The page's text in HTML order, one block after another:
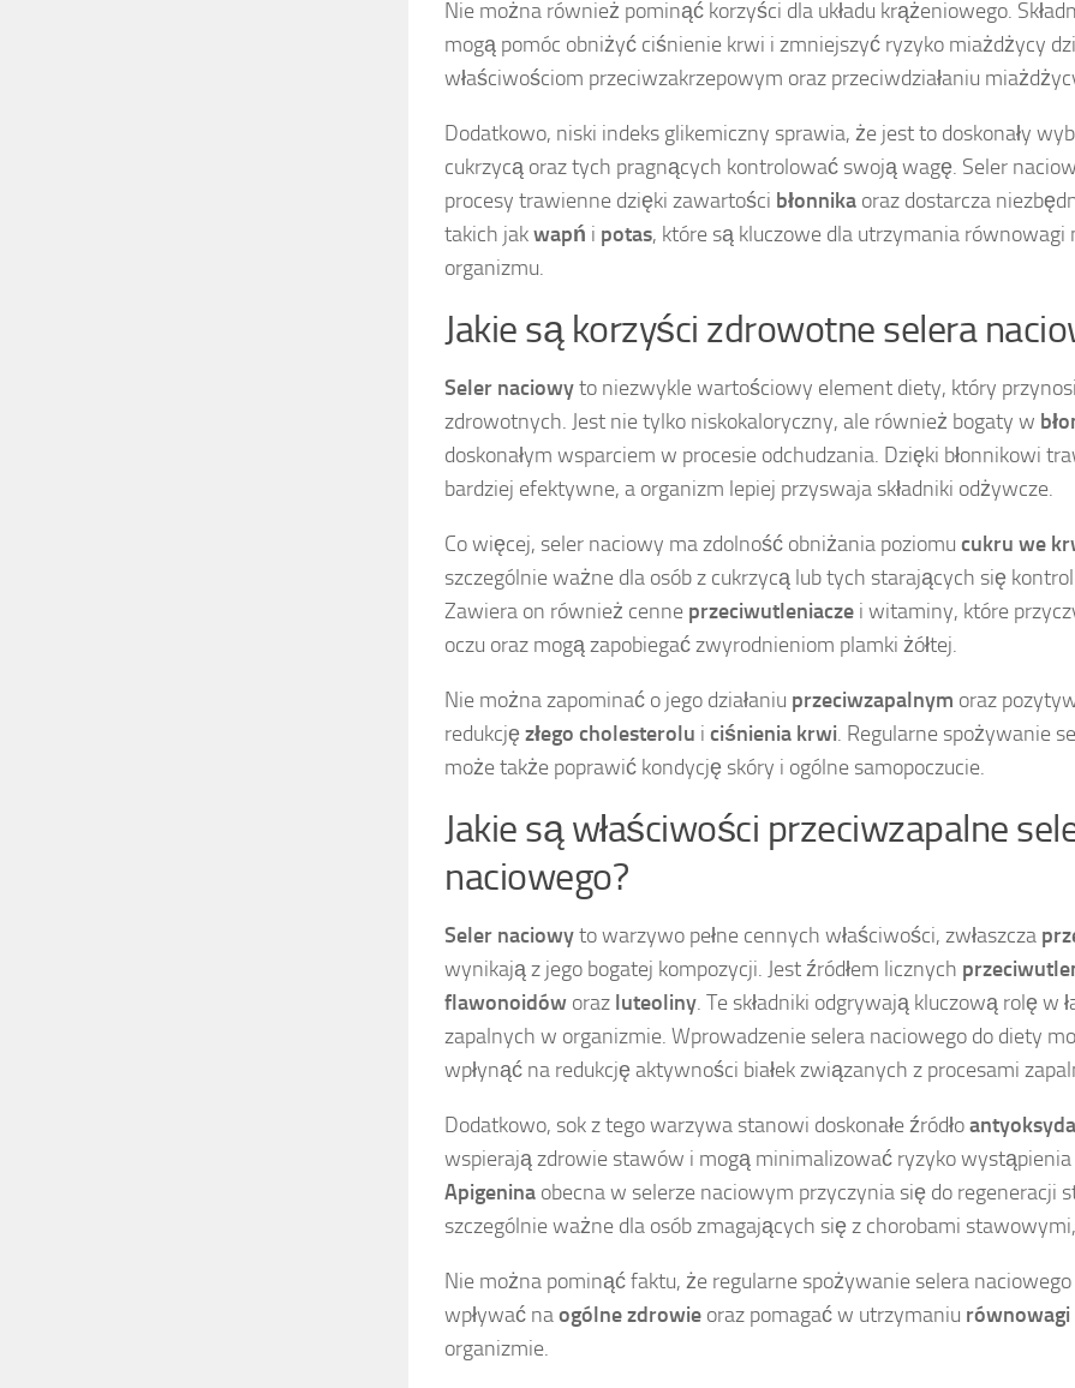
Nie można również pominąć korzyści dla układu krążeniowego.
mogą pomóc obniżyć ciśnienie krwi i zmniejszyć ryzyko miażdżycy
właściwościom przeciwzakrzepowym oraz przeciwdziałaniu
Dodatkowo, niski indeks glikemiczny sprawia, że jest to doskonały
cukrzycą oraz tych pragnących kontrolować swoją wagę. Seler
procesy trawienne dzięki zawartości błonnika oraz dostarcza
takich jakwapń i potas, które są kluczowe dla utrzymania równowagi
organizmu.
Jakie są korzyści zdrowotne selera
Seler naciowyto niezwykle wartościowy element diety, który
zdrowotnych. Jest nie tylko niskokaloryczny, ale również bogaty w
doskonałym wsparciem w procesie odchudzania. Dzięki błonnikowi
bardziej efektywne, a organizm lepiej przyswaja składniki odżywcze.
Co więcej, seler naciowy ma zdolność obniżania poziomu cukru we
szczególnie ważne dla osób z cukrzycą lub tych starających się
Zawiera on również cenne przeciwutleniacze i witaminy, które
oczu oraz mogą zapobiegać zwyrodnieniom plamki żółtej.
Nie można zapominać o jego działaniu przeciwzapalnym oraz
redukcjęzłego cholesterolu i ciśnienia krwi. Regularne spożywanie
może także poprawić kondycję skóry i ogólne samopoczucie.
Jakie są właściwości przeciwzapalne
naciowego?
Seler naciowyto warzywo pełne cennych właściwości, zwłaszcza
wynikają z jego bogatej kompozycji. Jest źródłem licznych
flawonoidów oraz luteoliny. Te składniki odgrywają kluczową rolę w
zapalnych w organizmie. Wprowadzenie selera naciowego do diety
wpłynąć na redukcję aktywności białek związanych z procesami
Dodatkowo, sok z tego warzywa stanowi doskonałe źródło
wspierają zdrowie stawów i mogą minimalizować ryzyko
Apigenina obecna w selerze naciowym przyczynia się do regeneracji
szczególnie ważne dla osób zmagających się z chorobami
Nie można pominąć faktu, że regularne spożywanie selera
wpływać naogólne zdrowie oraz pomagać w utrzymaniu równowagi
organizmie.